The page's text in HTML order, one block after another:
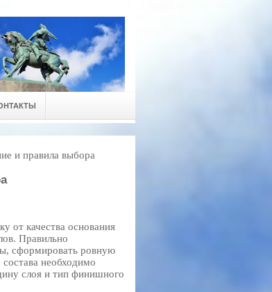
и правила выбора
от качества основания
Правильно
сформировать ровную
необходимо
слоя и тип финишного